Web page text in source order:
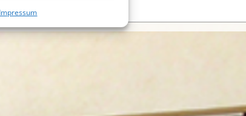
Impressum